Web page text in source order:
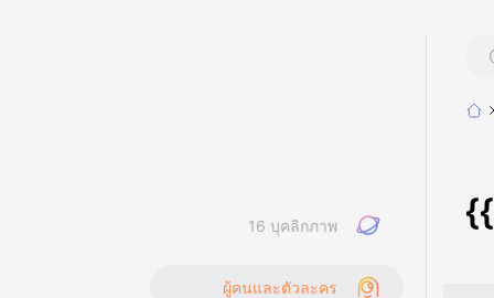
16 บุคลิกภาพ
ผู้คนและตัวละคร